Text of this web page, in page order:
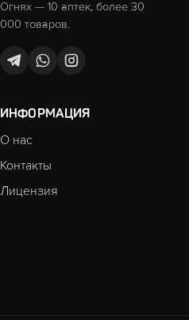
Огнях — 10 аптек, более 30
000 товаров.
ИНФОРМАЦИЯ
О нас
Контакты
Лицензия